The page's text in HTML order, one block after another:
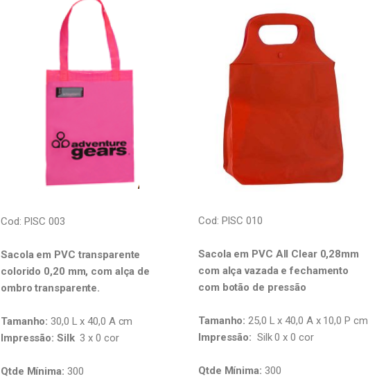
Cod: PISC 003
Sacola em PVC transparente
colorido 0,20 mm, com alça de
ombro transparente.
Tamanho: 30,0 L x 40,0 A cm
Impressão: Silk 3 x 0 cor
Qtde Mínima: 300
Cod: PISC 010
Sacola em PVC All Clear 0,28mm
com alça vazada e fechamento
com botão de pressão
Tamanho: 25,0 L x 40,0 A x 10,0 P cm
Impressão: Silk 0 x 0 cor
Qtde Mínima: 300